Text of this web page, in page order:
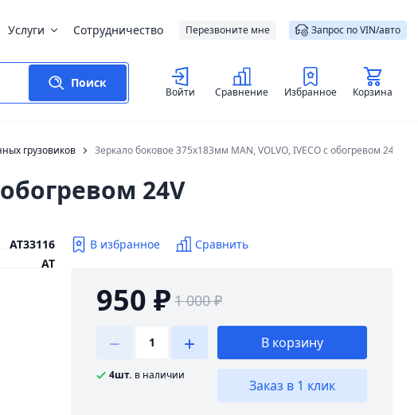
Услуги Сотрудничество Перезвоните мне Запрос по VIN/авто
Поиск
Войти Сравнение Избранное Корзина
грузовиков Зеркало боковое 375х183мм MAN, VOLVO, IVECO с обогревом 24V
24V
AT33116
AT
В избранное Сравнить
950 ₽ 1 000 ₽
4шт. в наличии
В корзину
Заказ в 1 клик